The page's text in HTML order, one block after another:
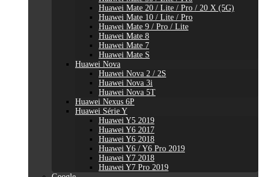
Huawei Mate 20 / Lite / Pro / 20 X (5G)
Huawei Mate 10 / Lite / Pro
Huawei Mate 9 / Pro / Lite
Huawei Mate 8
Huawei Mate 7
Huawei Mate S
Huawei Nova
Huawei Nova 2 / 2S
Huawei Nova 3i
Huawei Nova 5T
Huawei Nexus 6P
Huawei Série Y
Huawei Y5 2019
Huawei Y6 2017
Huawei Y6 2018
Huawei Y6 / Y6 Pro 2019
Huawei Y7 2018
Huawei Y7 Pro 2019